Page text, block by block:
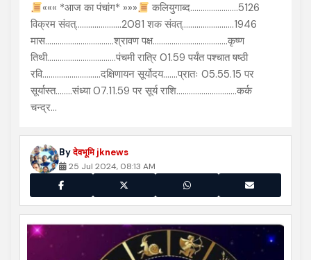
««« *आज का पंचांग* »»»
कलियुगाब्द.......................5126
विक्रम संवत्......................2081 शक संवत्.........................1946
मास.................................श्रावण पक्ष....................................कृष्ण
तिथी.................................पंचमी रात्रि 01.59 पर्यंत पश्चात षष्ठी
रवि............................दक्षिणायन सूर्योदय.......प्रातः 05.55.15 पर
सूर्यास्त........संध्या 07.11.59 पर सूर्य राशि.............................कर्क
चन्द्र…
Byदेवभूमि jknews
25 Jul 2024, 08:13 AM